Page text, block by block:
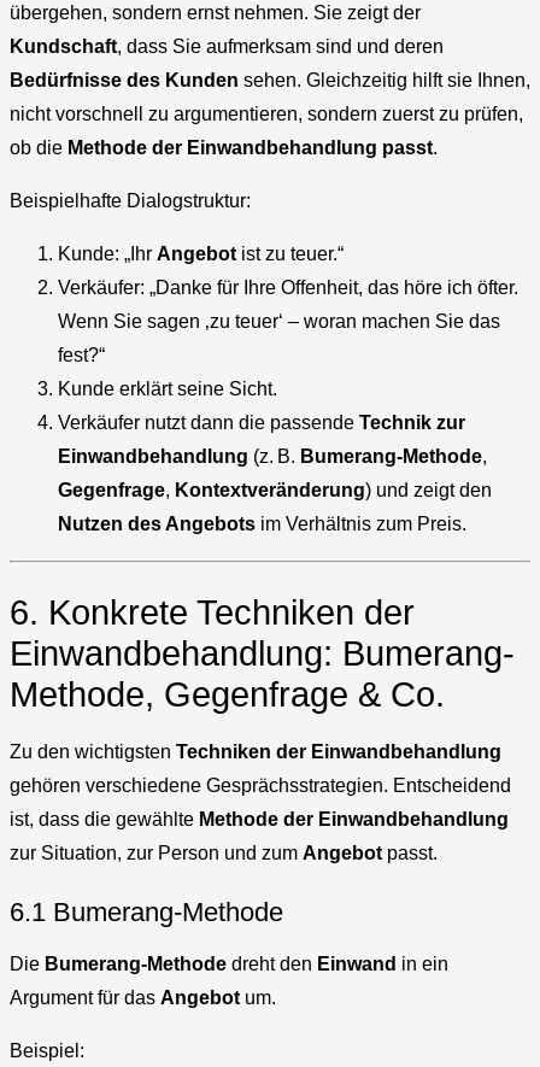
übergehen, sondern ernst nehmen. Sie zeigt der
Kundschaft, dass Sie aufmerksam sind und deren
Bedürfnisse des Kunden sehen. Gleichzeitig hilft sie Ihnen,
nicht vorschnell zu argumentieren, sondern zuerst zu prüfen,
ob die Methode der Einwandbehandlung passt.
Beispielhafte Dialogstruktur:
Kunde: „Ihr Angebot ist zu teuer.“
Verkäufer: „Danke für Ihre Offenheit, das höre ich öfter.
Wenn Sie sagen ‚zu teuer‘ – woran machen Sie das
fest?“
Kunde erklärt seine Sicht.
Verkäufer nutzt dann die passende Technik zur
Einwandbehandlung (z. B. Bumerang-Methode,
Gegenfrage, Kontextveränderung) und zeigt den
Nutzen des Angebots im Verhältnis zum Preis.
6. Konkrete Techniken der
Einwandbehandlung: Bumerang-
Methode, Gegenfrage & Co.
Zu den wichtigsten Techniken der Einwandbehandlung
gehören verschiedene Gesprächsstrategien. Entscheidend
ist, dass die gewählte Methode der Einwandbehandlung
zur Situation, zur Person und zum Angebot passt.
6.1 Bumerang-Methode
Die Bumerang-Methode dreht den Einwand in ein
Argument für das Angebot um.
Beispiel: